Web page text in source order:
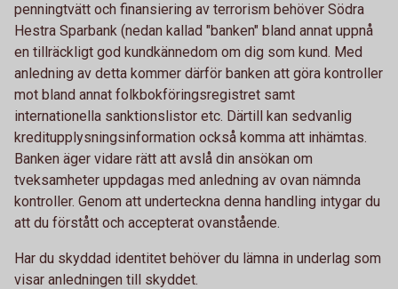
penningtvätt och finansiering av terrorism behöver Södra
Hestra Sparbank (nedan kallad "banken" bland annat uppnå
en tillräckligt god kundkännedom om dig som kund. Med
anledning av detta kommer därför banken att göra kontroller
mot bland annat folkbokföringsregistret samt
internationella sanktionslistor etc. Därtill kan sedvanlig
kreditupplysningsinformation också komma att inhämtas.
Banken äger vidare rätt att avslå din ansökan om
tveksamheter uppdagas med anledning av ovan nämnda
kontroller. Genom att underteckna denna handling intygar du
att du förstått och accepterat ovanstående.
Har du skyddad identitet behöver du lämna in underlag som
visar anledningen till skyddet.